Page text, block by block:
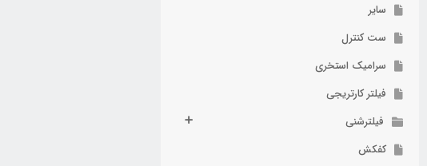
سایر
ست کنترل
سرامیک استخری
فیلتر کارتریجی
فیلترشنی
کفکش